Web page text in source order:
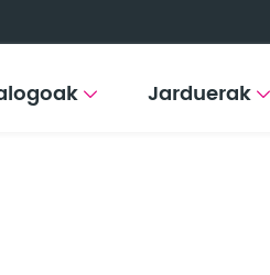
Jarduerak